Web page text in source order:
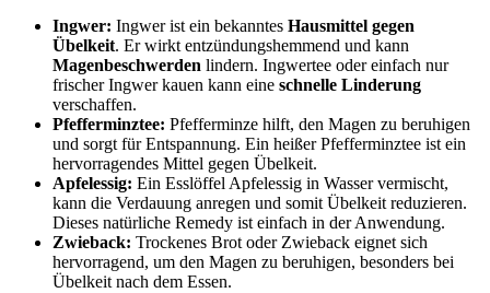
Ingwer: Ingwer ist ein bekanntes Hausmittel gegen
Übelkeit. Er wirkt entzündungshemmend und kann
Magenbeschwerden lindern. Ingwertee oder einfach nur
frischer Ingwer kauen kann eine schnelle Linderung
verschaffen.
Pfefferminztee: Pfefferminze hilft, den Magen zu beruhigen
und sorgt für Entspannung. Ein heißer Pfefferminztee ist ein
hervorragendes Mittel gegen Übelkeit.
Apfelessig: Ein Esslöffel Apfelessig in Wasser vermischt,
kann die Verdauung anregen und somit Übelkeit reduzieren.
Dieses natürliche Remedy ist einfach in der Anwendung.
Zwieback: Trockenes Brot oder Zwieback eignet sich
hervorragend, um den Magen zu beruhigen, besonders bei
Übelkeit nach dem Essen.